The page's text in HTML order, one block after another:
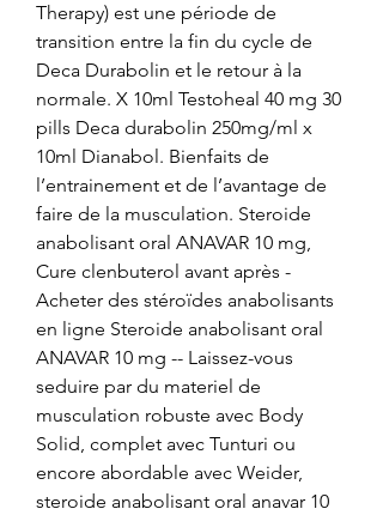
Therapy) est une période de
transition entre la fin du cycle de
Deca Durabolin et le retour à la
normale. X 10ml Testoheal 40 mg 30
pills Deca durabolin 250mg/ml x
10ml Dianabol. Bienfaits de
l’entrainement et de l’avantage de
faire de la musculation. Steroide
anabolisant oral ANAVAR 10 mg,
Cure clenbuterol avant après -
Acheter des stéroïdes anabolisants
en ligne Steroide anabolisant oral
ANAVAR 10 mg -- Laissez-vous
seduire par du materiel de
musculation robuste avec Body
Solid, complet avec Tunturi ou
encore abordable avec Weider,
steroide anabolisant oral anavar 10